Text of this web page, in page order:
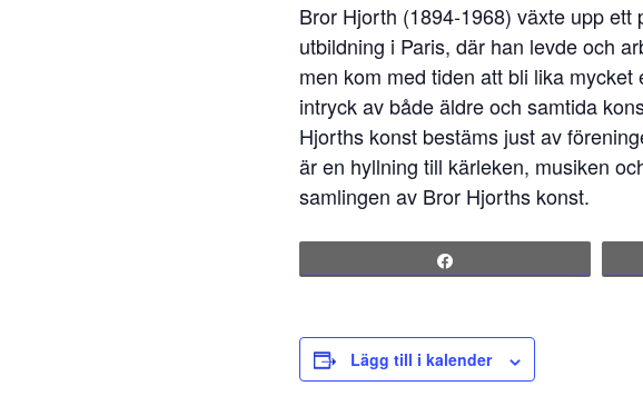
Bror Hjorth (1894-1968) växte upp
utbildning i Paris, där han levde och
men kom med tiden att bli lika
intryck av både äldre och samtida
Hjorths konst bestäms just av
är en hyllning till kärleken, musiken
samlingen av Bror Hjorths konst.
Lägg till i kalender